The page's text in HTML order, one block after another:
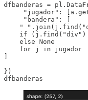
dfbanderas =
"jugador":
     "bandera": [
"
if
    else None
    for j in jugador
]
})
dfbanderas